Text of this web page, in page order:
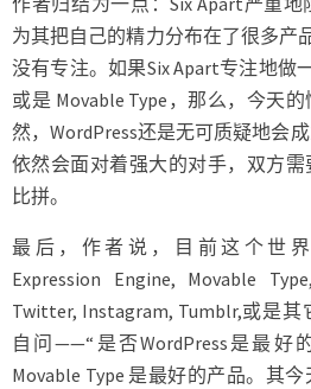
为其把自己的精力分布在了很多
没有专注。如果Six Apart专注地做
或是 Movable Type，那么，今天
然，WordPress还是无可质疑地会
依然会面对着强大的对手，双方
比拼。
最后，作者说，目前这个世界
Expression Engine, Movable
Twitter, Instagram, Tumblr,或是
自问——“是否WordPress是最好
Movable Type 是最好的产品。其